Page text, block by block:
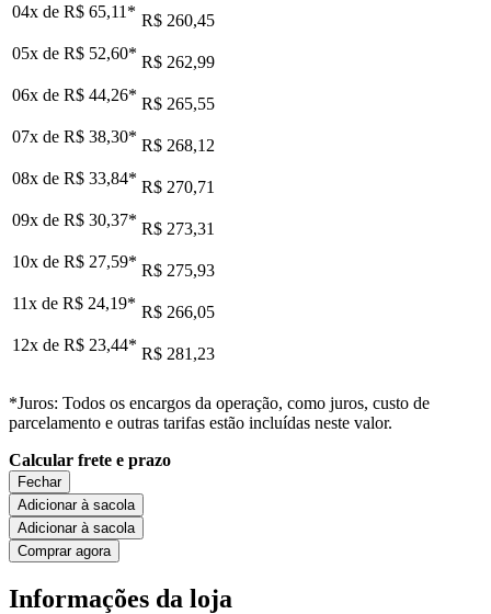
04x de R$ 65,11 * R$ 260,45
05x de R$ 52,60* R$ 262,99
06x de R$ 44,26* R$ 265,55
07x de R$ 38,30* R$ 268,12
08x de R$ 33,84* R$ 270,71
09x de R$ 30,37* R$ 273,31
10x de R$ 27,59* R$ 275,93
11x de R$ 24,19* R$ 266,05
12x de R$ 23,44* R$ 281,23
*Juros: Todos os encargos da operação, como juros, custo de
parcelamento e outras tarifas estão incluídas neste valor.
Calcular frete e prazo
Fechar
Adicionar à sacola
Adicionar à sacola
Comprar agora
Informações da loja